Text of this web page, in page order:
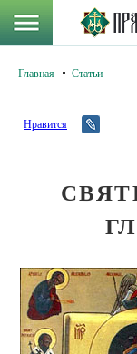
Главная Статьи
Нравится